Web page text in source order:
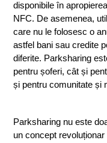
disponibile în
NFC. De asemenea,
care nu le folosesc o
astfel bani sau credite
diferite. Parksharing
pentru șoferi, cât și
și pentru comunitate și
Parksharing nu este
un concept